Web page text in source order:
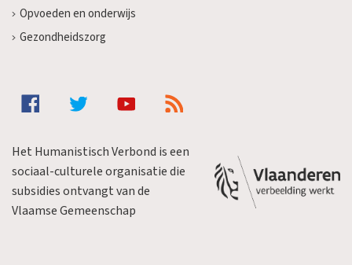
Opvoeden en onderwijs
Gezondheidszorg
Het Humanistisch Verbond is een
sociaal-culturele organisatie die
subsidies ontvangt van de
Vlaamse Gemeenschap